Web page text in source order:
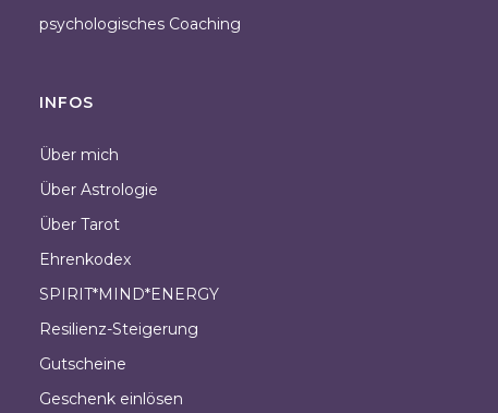
psychologisches Coaching
INFOS
Über mich
Über Astrologie
Über Tarot
Ehrenkodex
SPIRIT*MIND*ENERGY
Resilienz-Steigerung
Gutscheine
Geschenk einlösen